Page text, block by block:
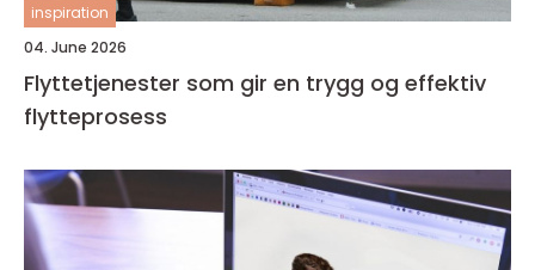
inspiration
04. June 2026
Flyttetjenester som gir en trygg og effektiv
flytteprosess